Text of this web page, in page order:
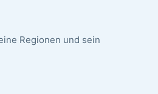
Regionen und sein